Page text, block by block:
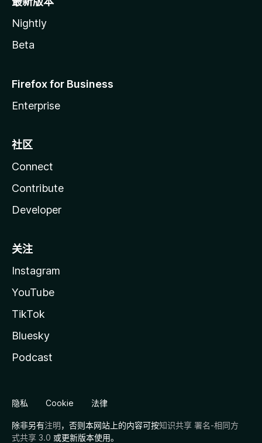
Nightly
Beta
Firefox for Business
Enterprise
社区
Connect
Contribute
Developer
关注
Instagram
YouTube
TikTok
Bluesky
Podcast
隐私 Cookie 法律
除非另有注明，否则本网站上的内容可按知识共享 署名-相同方
式共享 3.0 或更新版本使用。